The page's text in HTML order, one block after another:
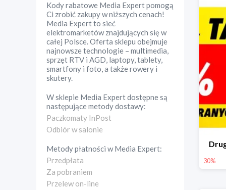
Kody rabatowe Media Expert pomogą
Ci zrobić zakupy w niższych cenach!
Media Expert to sieć
elektromarketów znajdujących się w
całej Polsce. Oferta sklepu obejmuje
najnowsze technologie – multimedia,
sprzęt RTV i AGD, laptopy, tablety,
smartfony i foto, a także rowery i
skutery.
W sklepie Media Expertdostępne są
następujące metody dostawy:
Paczkomaty InPost
Odbiór w salonie
Metody płatności wMedia Expert:
Przedpłata
Za pobraniem
Przelew on-line
30%